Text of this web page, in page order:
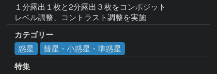
１分露出１枚と2分露出３枚をコンポジット
レベル調整、コントラスト調整を実施
カテゴリー
惑星
彗星・小惑星・準惑星
特集